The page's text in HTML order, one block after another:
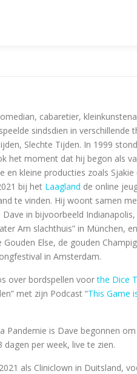
cabaretier,
sindsdien in
Slechte Tijden. In 1999
het moment dat hij begon als
en kleine producties zoals
bij het Laagland de online
te vinden. Hij woont samen
in bijvoorbeeld
Am slachthuis” in München,
Gouden Else, de gouden
in Amsterdam.
over bordspellen voorthe Dice
met zijn Podcast “This Game
Pandemie is Dave begonnen
per week, live te zien.
als Cliniclown in Duitsland,